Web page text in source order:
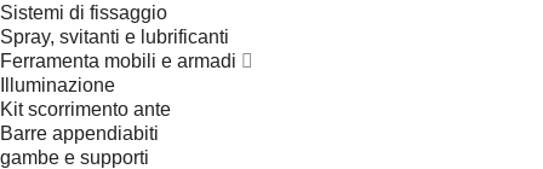
Sistemi di fissaggio
Spray, svitanti e lubrificanti
Ferramenta mobili e armadi
Illuminazione
Kit scorrimento ante
Barre appendiabiti
gambe e supporti